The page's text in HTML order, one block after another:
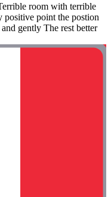
room with terrible
positive point the postion
gently The rest better